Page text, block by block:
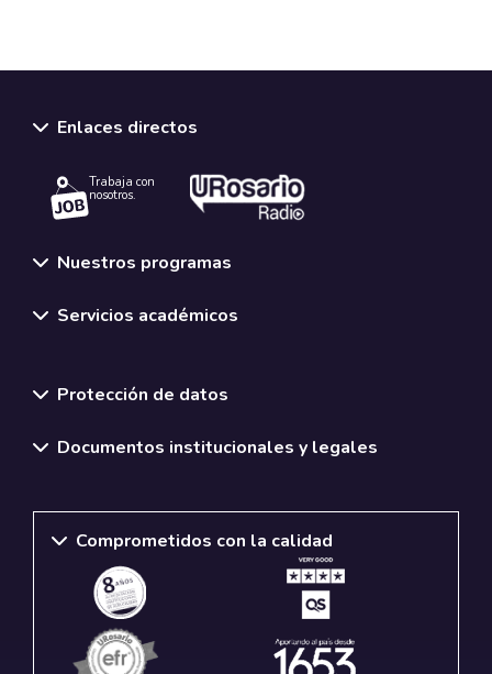
Enlaces directos
Trabaja con
nosotros.
Nuestros programas
Servicios académicos
Protección de datos
Documentos institucionales y legales
Comprometidos con la calidad